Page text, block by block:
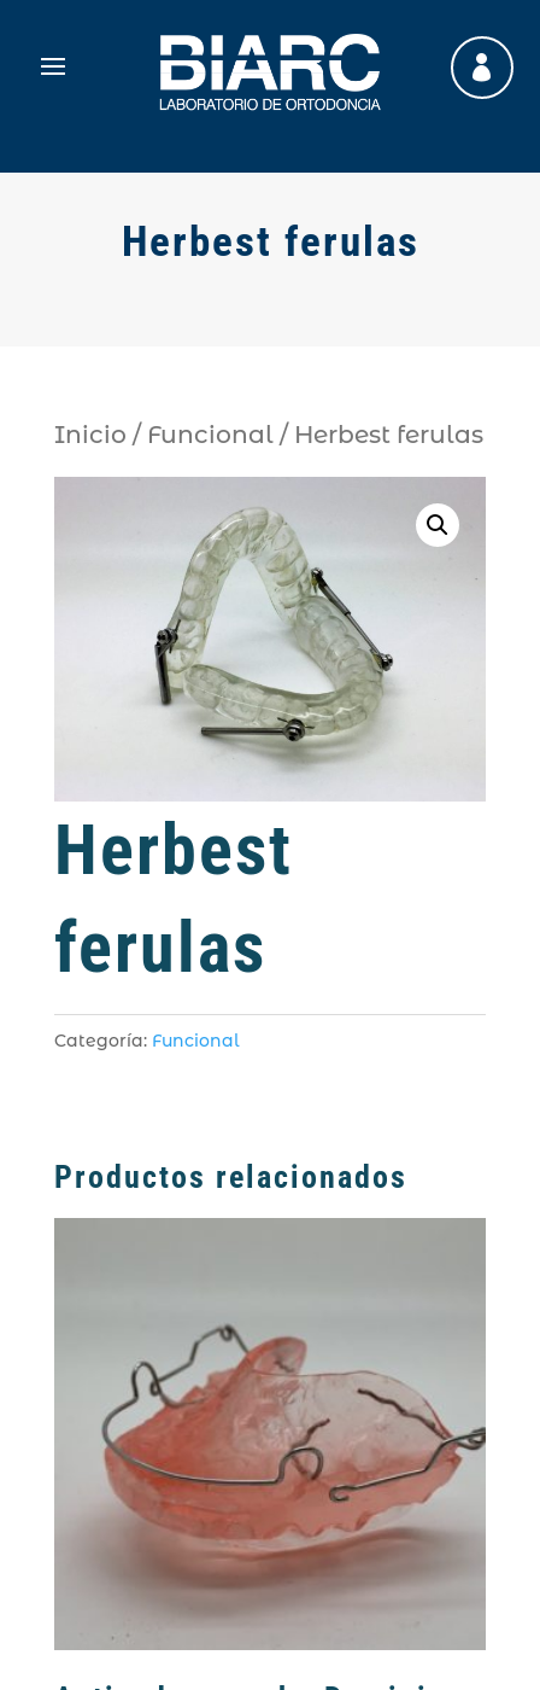

Herbest ferulas
Inicio / Funcional/ Herbest ferulas
Herbest
ferulas
Categoría: Funcional
Productos relacionados